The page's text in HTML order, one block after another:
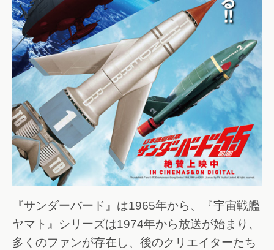
『サンダーバード』は1965年から、『宇宙戦艦
ヤマト』シリーズは1974年から放送が始まり、
多くのファンが存在し、後のクリエイターたち